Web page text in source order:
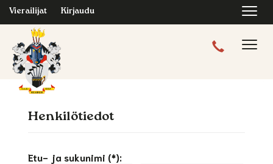
Vierailijat Kirjaudu
Henkilötiedot
Etu- ja sukunimi (*):